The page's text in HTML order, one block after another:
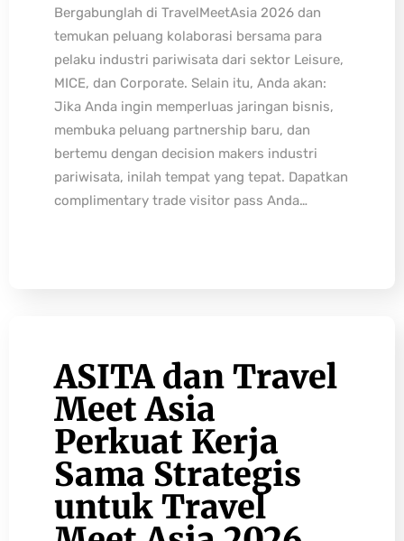
Bergabunglah di TravelMeetAsia 2026 dan
temukan peluang kolaborasi bersama para
pelaku industri pariwisata dari sektor Leisure,
MICE, dan Corporate. Selain itu, Anda akan:
Jika Anda ingin memperluas jaringan bisnis,
membuka peluang partnership baru, dan
bertemu dengan decision makers industri
pariwisata, inilah tempat yang tepat. Dapatkan
complimentary trade visitor pass Anda…
ASITA dan Travel
Meet Asia
Perkuat Kerja
Sama Strategis
untuk Travel